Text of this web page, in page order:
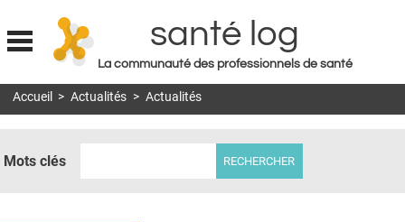
Jump to navigation
santé log
La communauté des professionnels de santé
MON COMPTE
Accueil > Actualités > Actualités
Mots clés